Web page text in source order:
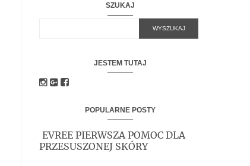
SZUKAJ
JESTEM TUTAJ
POPULARNE POSTY
EVREE PIERWSZA POMOC DLA
PRZESUSZONEJ SKÓRY